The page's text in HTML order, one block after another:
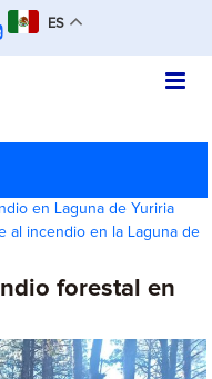
ES
en Laguna de Yuriria
al incendio en la Laguna de
forestal en